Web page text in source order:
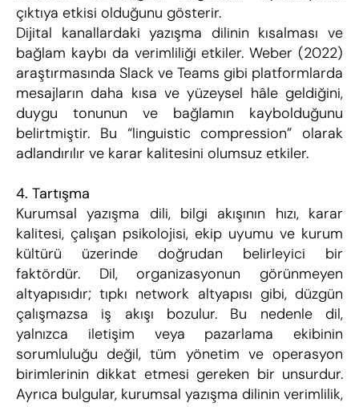
çıktıya etkisi olduğunu gösterir.
Dijital kanallardaki yazışma dilinin kısalması ve
bağlam kaybı da verimliliği etkiler. Weber (2022)
araştırmasında Slack ve Teams gibi platformlarda
mesajların daha kısa ve yüzeysel hâle geldiğini,
duygu tonunun ve bağlamın kaybolduğunu
belirtmiştir. Bu “linguistic compression” olarak
adlandırılır ve karar kalitesini olumsuz etkiler.
4. Tartışma
Kurumsal yazışma dili, bilgi akışının hızı, karar
kalitesi, çalışan psikolojisi, ekip uyumu ve kurum
kültürü üzerinde doğrudan belirleyici bir
faktördür. Dil, organizasyonun görünmeyen
altyapısıdır; tıpkı network altyapısı gibi, düzgün
çalışmazsa iş akışı bozulur. Bu nedenle dil,
yalnızca iletişim veya pazarlama ekibinin
sorumluluğu değil, tüm yönetim ve operasyon
birimlerinin dikkat etmesi gereken bir unsurdur.
Ayrıca bulgular, kurumsal yazışma dilinin verimlilik,